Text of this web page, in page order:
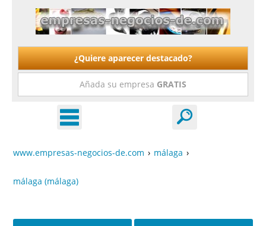
¿Quiere aparecer destacado?
Añada su empresa GRATIS
www.empresas-negocios-de.com › málaga ›
málaga (málaga)